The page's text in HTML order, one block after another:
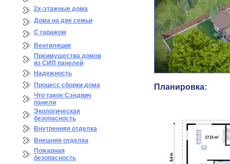
2х-этажные дома
Дома на две семьи
С гаражом
Вентиляция
Преимущества домов
из СИП панелей
Надежность
Процесс сборки дома
Что такое Сэндвич
панели
Экологическая
безопасность
Внутренняя отделка
Внешняя отделка
Пожарная
безопасность
Планировка: